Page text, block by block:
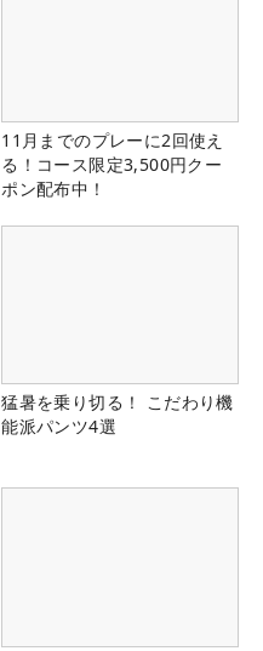
11月までのプレーに2回使え
る！コース限定3,500円クー
ポン配布中！
猛暑を乗り切る！ こだわり機
能派パンツ4選